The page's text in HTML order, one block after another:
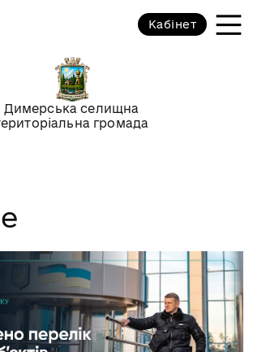
Димерська селищна
громада
Кабінет